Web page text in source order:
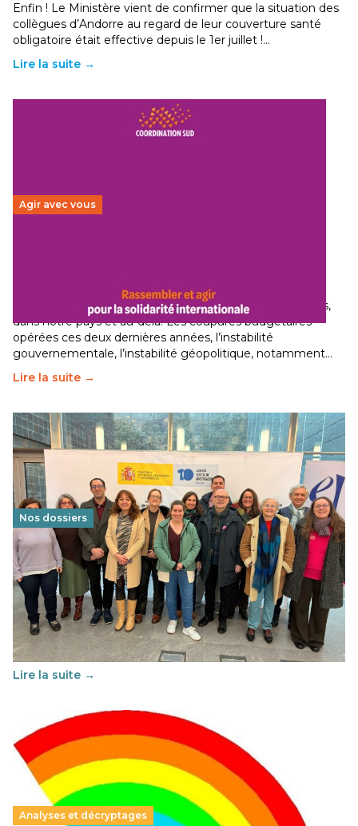
Enfin ! Le Ministère vient de confirmer que la situation des
collègues d’Andorre au regard de leur couverture santé
obligatoire était effective depuis le 1er juillet !…
Lire la suite →
Agir avec vous
Le secteur humanitaire connaît des difficultés profondes,
dans notre pays et au-delà. Les coupures budgétaires
opérées ces deux dernières années, l’instabilité
gouvernementale, l’instabilité géopolitique, notamment…
Lire la suite →
Nos dossiers
Éducation au vivre-ensemble : un échange croisé
franco-espagnol pour changer d’approche
29 juin 2026-National
Cette année, l'UNSA Éducation a mené un projet Erasmus
soutenu par l'union Européenne et centré sur l'éducation
au vivre-ensemble : quelles différences entre la France…
Lire la suite →
Analyses et décryptages